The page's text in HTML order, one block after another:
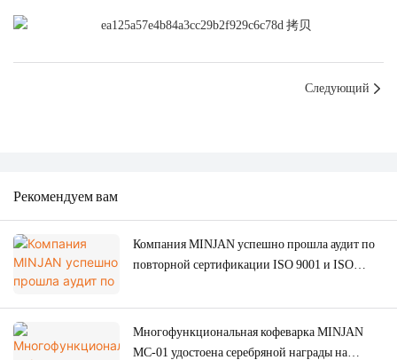
Следующий
Рекомендуем вам
Компания MINJAN успешно прошла аудит по
повторной сертификации ISO 9001 и ISO
продукции, производимой по ODM/OEM
заказам, включая мясорубки, печи и
кофемашины.
Многофункциональная кофеварка MINJAN
MC-01 удостоена серебряной награды на